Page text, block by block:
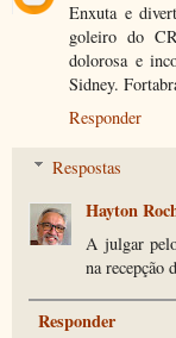
Enxuta e
goleiro do
dolorosa e
Sidney.
Responder
Respostas
Hayton
A julgar
na recepção
Responder